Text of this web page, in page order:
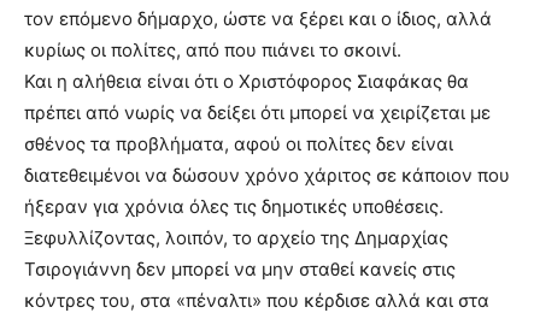
τον επόμενο δήμαρχο, ώστε να ξέρει και ο ίδιος, αλλά
κυρίως οι πολίτες, από που πιάνει το σκοινί.
Και η αλήθεια είναι ότι ο Χριστόφορος Σιαφάκας θα
πρέπει από νωρίς να δείξει ότι μπορεί να χειρίζεται με
σθένος τα προβλήματα, αφού οι πολίτες δεν είναι
διατεθειμένοι να δώσουν χρόνο χάριτος σε κάποιον που
ήξεραν για χρόνια όλες τις δημοτικές υποθέσεις.
Ξεφυλλίζοντας, λοιπόν, το αρχείο της Δημαρχίας
Τσιρογιάννη δεν μπορεί να μην σταθεί κανείς στις
κόντρες του, στα «πέναλτι» που κέρδισε αλλά και στα